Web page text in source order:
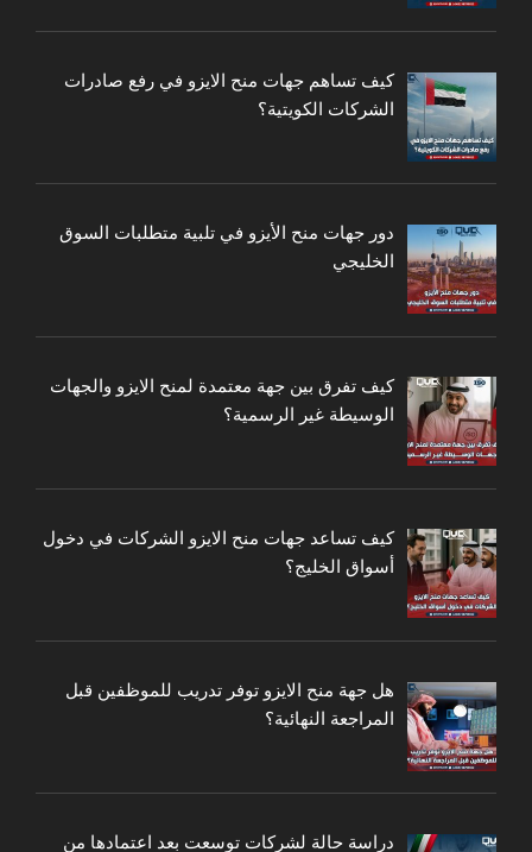
كيف تساهم جهات منح الايزو في رفع صادرات
الشركات الكويتية؟
دور جهات منح الأيزو في تلبية متطلبات السوق
الخليجي
كيف تفرق بين جهة معتمدة لمنح الايزو والجهات
الوسيطة غير الرسمية؟
كيف تساعد جهات منح الايزو الشركات في دخول
أسواق الخليج؟
هل جهة منح الايزو توفر تدريب للموظفين قبل
المراجعة النهائية؟
دراسة حالة لشركات توسعت بعد اعتمادها من